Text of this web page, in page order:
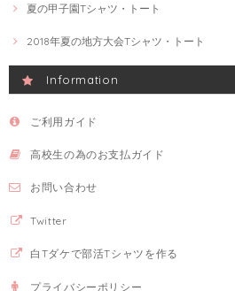
夏の甲子園Tシャツ・トート
2018年夏の地方大会Tシャツ・トート
Information
ご利用ガイド
高校生の為のお支払ガイド
お問い合わせ
Twitter
白Tダケで部活Tシャツを作る
プライバシーポリシー